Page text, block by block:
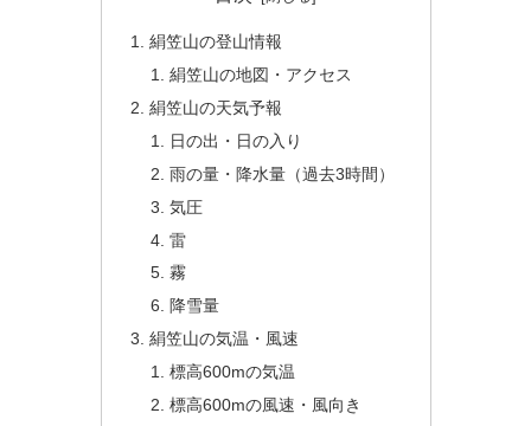
絹笠山の登山情報
絹笠山の地図・アクセス
絹笠山の天気予報
日の出・日の入り
雨の量・降水量（過去3時間）
気圧
雷
霧
降雪量
絹笠山の気温・風速
標高600mの気温
標高600mの風速・風向き